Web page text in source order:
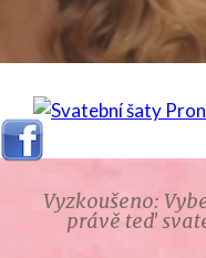
Vyzkoušeno:
právě teď